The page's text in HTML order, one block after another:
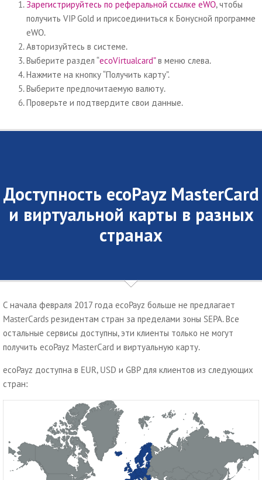
Зарегистрируйтесь по реферальной ссылке eWO, чтобы
получить VIP Gold и присоединиться к Бонусной программе
eWO.
Авторизуйтесь в системе.
Выберите раздел “ecoVirtualcard”в меню слева.
Нажмите на кнопку “Получить карту”.
Выберите предпочитаемую валюту.
Проверьте и подтвердите свои данные.
Доступность ecoPayz MasterCard
и виртуальной карты в разных
странах
С начала февраля 2017 года ecoPayz больше не предлагает
MasterCards резидентам стран за пределами зоны SEPA. Все
остальные сервисы доступны, эти клиенты только не могут
получить ecoPayz MasterCard и виртуальную карту.
ecoPayz доступна в EUR, USD и GBP для клиентов из следующих
стран: